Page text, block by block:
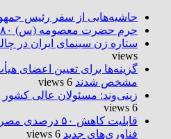
حاشیه‌هایی از سفر رئیس
حرم حضرت‌ معصومه (س) ۸۰ سال پیش+تصویر
ستاره زن سینمای ایران در
views
گزینه‌ها برای تعیین اعضای
مشخص شدند 6 views
زینی‌وند: مسئولان عالی کشور
6 views
قابلیت کاهش ۵۰
فناوری‌های جدید 6 views